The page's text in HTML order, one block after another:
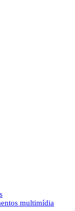
multimídia